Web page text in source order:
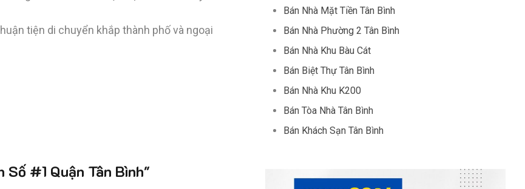
tiện di chuyển khắp thành phố và ngoại
Số #1 Quận Tân Bình"
Bán Nhà Mặt Tiền Tân Bình
Bán Nhà Phường 2 Tân Bình
Bán Nhà Khu Bàu Cát
Bán Biệt Thự Tân Bình
Bán Nhà Khu K200
Bán Tòa Nhà Tân Bình
Bán Khách Sạn Tân Bình